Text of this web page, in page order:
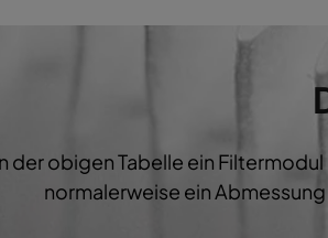
der obigen Tabelle ein
normalerweise ein